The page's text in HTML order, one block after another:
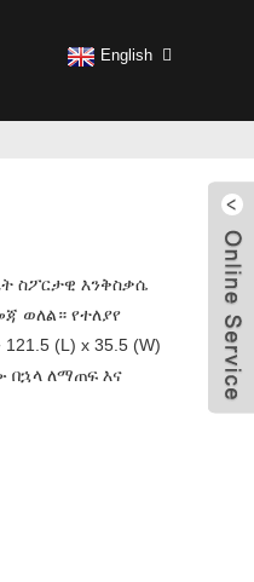
English
ስፖርታዊ እንቅስቃሴ
ወለል። የተለያየ
(L) x 35.5 (W)
በኋላ ለማጠፍ እና